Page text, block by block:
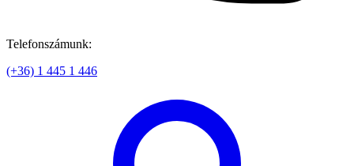
Telefonszámunk:
(+36) 1 445 1 446